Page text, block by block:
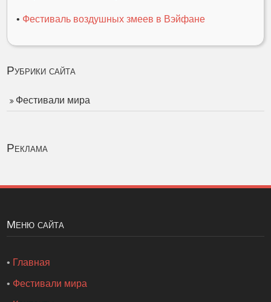
• Фестиваль воздушных змеев в Вэйфане
Рубрики сайта
Фестивали мира
Реклама
Меню сайта
• Главная
• Фестивали мира